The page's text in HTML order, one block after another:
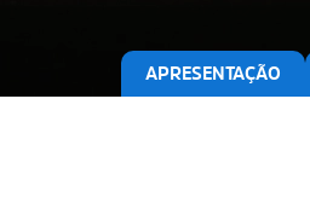
APRESENTAÇÃO